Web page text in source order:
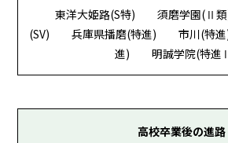
東洋大姫路(S特) 須磨学園(Ⅱ
(SV) 兵庫県播磨(特進) 市川(特
進) 明誠学院(特進
高校卒業後の進路